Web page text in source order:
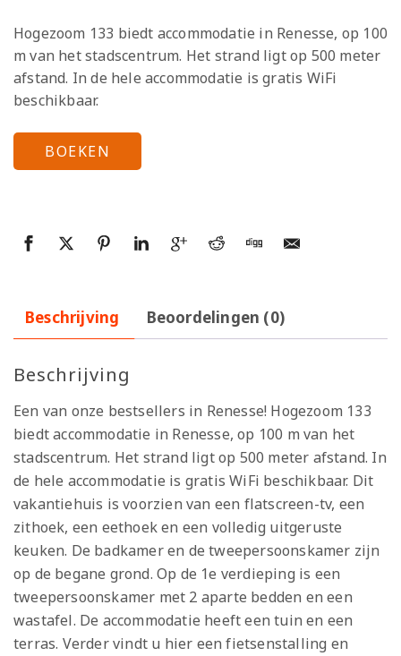
Hogezoom 133 biedt accommodatie in Renesse, op 100
m van het stadscentrum. Het strand ligt op 500 meter
afstand. In de hele accommodatie is gratis WiFi
beschikbaar.
BOEKEN
Beschrijving Beoordelingen (0)
Beschrijving
Een van onze bestsellers in Renesse! Hogezoom 133
biedt accommodatie in Renesse, op 100 m van het
stadscentrum. Het strand ligt op 500 meter afstand. In
de hele accommodatie is gratis WiFi beschikbaar. Dit
vakantiehuis is voorzien van een flatscreen-tv, een
zithoek, een eethoek en een volledig uitgeruste
keuken. De badkamer en de tweepersoonskamer zijn
op de begane grond. Op de 1e verdieping is een
tweepersoonskamer met 2 aparte bedden en een
wastafel. De accommodatie heeft een tuin en een
terras. Verder vindt u hier een fietsenstalling en